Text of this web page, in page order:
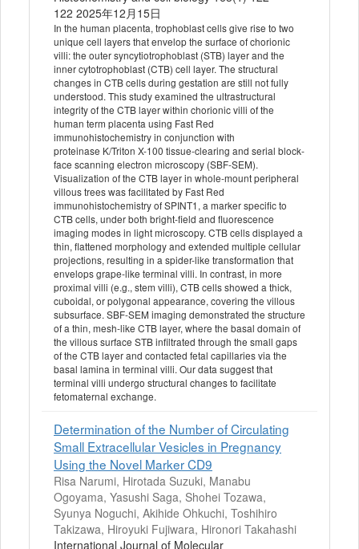
122 2025年12月15日
In the human placenta, trophoblast cells give rise to two
unique cell layers that envelop the surface of chorionic
villi: the outer syncytiotrophoblast (STB) layer and the
inner cytotrophoblast (CTB) cell layer. The structural
changes in CTB cells during gestation are still not fully
understood. This study examined the ultrastructural
integrity of the CTB layer within chorionic villi of the
human term placenta using Fast Red
immunohistochemistry in conjunction with
proteinase K/Triton X-100 tissue-clearing and serial block-
face scanning electron microscopy (SBF-SEM).
Visualization of the CTB layer in whole-mount peripheral
villous trees was facilitated by Fast Red
immunohistochemistry of SPINT1, a marker specific to
CTB cells, under both bright-field and fluorescence
imaging modes in light microscopy. CTB cells displayed a
thin, flattened morphology and extended multiple cellular
projections, resulting in a spider-like transformation that
envelops grape-like terminal villi. In contrast, in more
proximal villi (e.g., stem villi), CTB cells showed a thick,
cuboidal, or polygonal appearance, covering the villous
subsurface. SBF-SEM imaging demonstrated the structure
of a thin, mesh-like CTB layer, where the basal domain of
the villous surface STB infiltrated through the small gaps
of the CTB layer and contacted fetal capillaries via the
basal lamina in terminal villi. Our data suggest that
terminal villi undergo structural changes to facilitate
fetomaternal exchange.
Determination of the Number of Circulating
Small Extracellular Vesicles in Pregnancy
Using the Novel Marker CD9
Risa Narumi, Hirotada Suzuki, Manabu
Ogoyama, Yasushi Saga, Shohei Tozawa,
Syunya Noguchi, Akihide Ohkuchi, Toshihiro
Takizawa, Hiroyuki Fujiwara, Hironori Takahashi
International Journal of Molecular